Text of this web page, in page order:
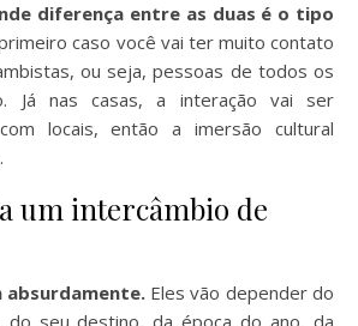
diferença entre as duas é o tipo
caso você vai ter muito contato
ou seja, pessoas de todos os
Já nas casas, a interação vai ser
locais, então a imersão cultural
um intercâmbio de
absurdamente.Eles vão depender do